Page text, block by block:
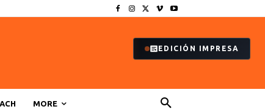
EDICIÓN IMPRESA
MORE